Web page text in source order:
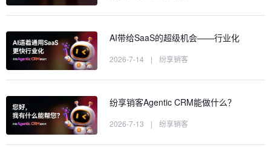
AI带给SaaS的超级机会——行业化
2026-7-14 | 纷享销客
纷享销客Agentic CRM能做什么？
2026-7-13 | 纷享销客